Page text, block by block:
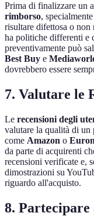
Prima di finalizzare un
rimborso,
risultare difettosa o
ha politiche differenti e
preventivamente può
Best Buy e
dovrebbero essere
7. Valutare le
Le recensioni degli
valutare la qualità di un
come Amazon o
da parte di acquirenti
recensioni verificate e,
dimostrazioni su
riguardo all'acquisto.
8. Partecipare